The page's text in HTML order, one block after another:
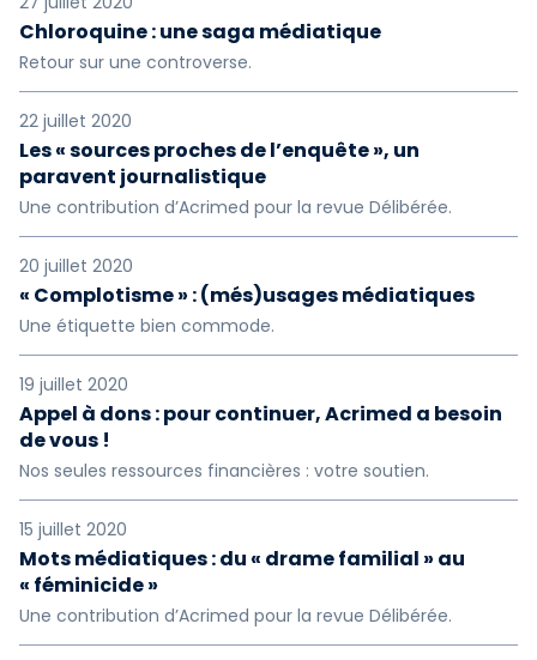
Chloroquine : une saga médiatique
Retour sur une controverse.
22 juillet 2020
Les « sources proches de l’enquête », un
paravent journalistique
Une contribution d’Acrimed pour la revue Délibérée.
20 juillet 2020
« Complotisme » : (més)usages médiatiques
Une étiquette bien commode.
19 juillet 2020
Appel à dons : pour continuer, Acrimed a besoin
de vous !
Nos seules ressources financières : votre soutien.
15 juillet 2020
Mots médiatiques : du « drame familial » au
« féminicide »
Une contribution d’Acrimed pour la revue Délibérée.